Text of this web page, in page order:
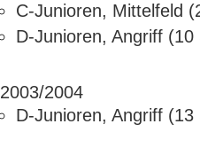
C-Junioren, Mittelfeld
D-Junioren, Angriff
2003/2004
D-Junioren, Angriff